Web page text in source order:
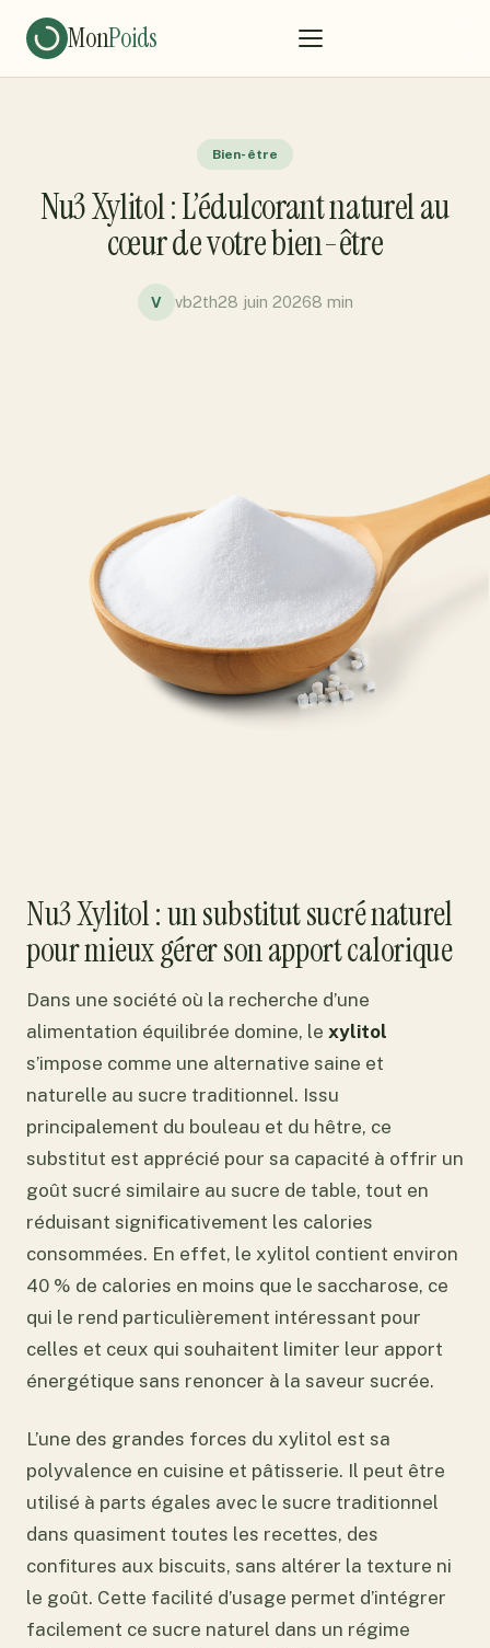
MonPoids
Bien-être
Nu3 Xylitol : L’édulcorant naturel au
cœur de votre bien-être
V vb2th28 juin 20268 min
Nu3 Xylitol : un substitut sucré naturel
pour mieux gérer son apport calorique
Dans une société où la recherche d’une
alimentation équilibrée domine, le xylitol
s’impose comme une alternative saine et
naturelle au sucre traditionnel. Issu
principalement du bouleau et du hêtre, ce
substitut est apprécié pour sa capacité à offrir un
goût sucré similaire au sucre de table, tout en
réduisant significativement les calories
consommées. En effet, le xylitol contient environ
40 % de calories en moins que le saccharose, ce
qui le rend particulièrement intéressant pour
celles et ceux qui souhaitent limiter leur apport
énergétique sans renoncer à la saveur sucrée.
L’une des grandes forces du xylitol est sa
polyvalence en cuisine et pâtisserie. Il peut être
utilisé à parts égales avec le sucre traditionnel
dans quasiment toutes les recettes, des
confitures aux biscuits, sans altérer la texture ni
le goût. Cette facilité d’usage permet d’intégrer
facilement ce sucre naturel dans un régime